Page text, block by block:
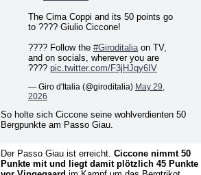
The Cima Coppi and its 50 points go
to ???? Giulio Ciccone!
???? Follow the #Giroditalia on TV,
and on socials, wherever you are
???? pic.twitter.com/F3jHJqy6IV
— Giro d'Italia (@giroditalia) May 29,
2026
So holte sich Ciccone seine wohlverdienten 50
Bergpunkte am Passo Giau.
Der Passo Giau ist erreicht. Ciccone nimmt 50
Punkte mit und liegt damit plötzlich 45 Punkte